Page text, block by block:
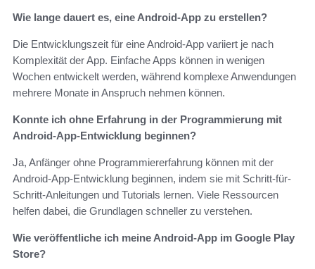
Wie lange dauert es, eine Android-App zu erstellen?
Die Entwicklungszeit für eine Android-App variiert je nach
Komplexität der App. Einfache Apps können in wenigen
Wochen entwickelt werden, während komplexe Anwendungen
mehrere Monate in Anspruch nehmen können.
Konnte ich ohne Erfahrung in der Programmierung mit
Android-App-Entwicklung beginnen?
Ja, Anfänger ohne Programmiererfahrung können mit der
Android-App-Entwicklung beginnen, indem sie mit Schritt-für-
Schritt-Anleitungen und Tutorials lernen. Viele Ressourcen
helfen dabei, die Grundlagen schneller zu verstehen.
Wie veröffentliche ich meine Android-App im Google Play
Store?